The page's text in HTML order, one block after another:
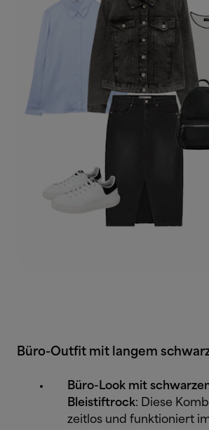
Büro-Outfit mit langem
Büro-Look mit
Bleistiftrock: Diese
zeitlos und funktioniert